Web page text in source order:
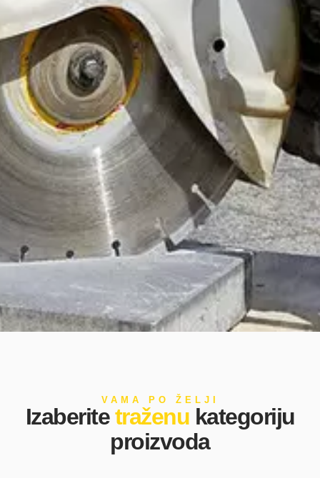
VAMA PO ŽELJI
Izaberitetraženu kategoriju
proizvoda